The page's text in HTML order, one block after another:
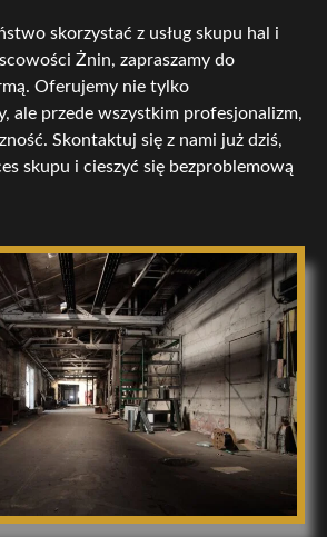
skorzystać z usług skupu hal i
Żnin, zapraszamy do
Oferujemy nie tylko
ale przede wszystkim profesjonalizm,
Skontaktuj się z nami już dziś,
skupu i cieszyć się bezproblemową